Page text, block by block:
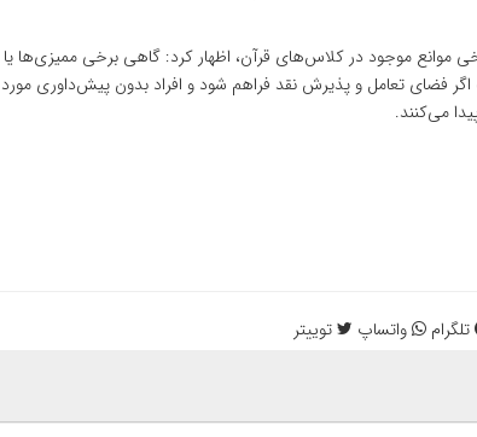
موانع موجود در کلاس‌های قرآن، اظهار کرد: گاهی برخی
فضای تعامل و پذیرش نقد فراهم شود و افراد بدون پیش‌داوری
می‌کنند.
تلگرام واتساپ توییتر